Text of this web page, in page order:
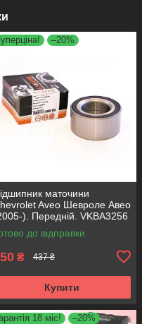
–20%
маточини
Aveo Шевроле Авео
). Передній. VKBA3256
, 713644160
Австрія
до відправки
₴ 437 ₴
Купити
18 міс!
–20%